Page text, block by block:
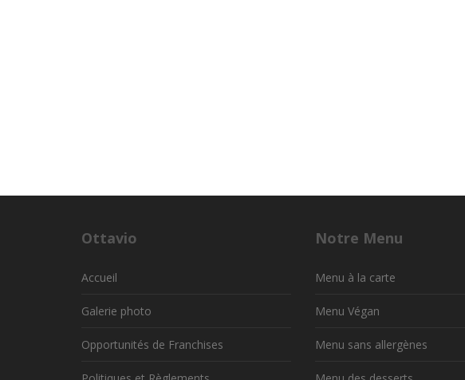
Ottavio
Accueil
Galerie photo
Opportunités de Franchises
Notre Menu
Menu à la carte
Menu Végan
Menu sans allergènes